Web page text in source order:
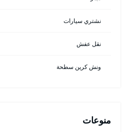
نشتري سيارات
نقل عفش
ونش كرين سطحة
منوعات